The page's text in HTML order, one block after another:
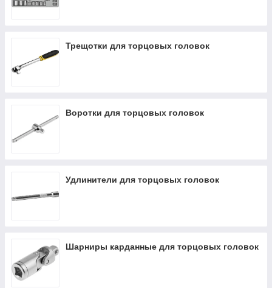
Трещотки для торцовых головок
Воротки для торцовых головок
Удлинители для торцовых головок
Шарниры карданные для торцовых головок